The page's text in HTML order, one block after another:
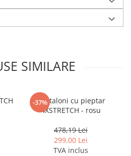
SIMILARE
-37%
Pantaloni cu pieptar
4XSTRETCH - rosu
478,19 Lei
299,00 Lei
TVA inclus